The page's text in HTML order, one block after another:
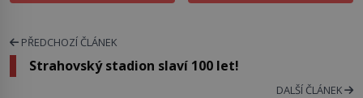
PŘEDCHOZÍ ČLÁNEK
Strahovský stadion slaví 100 let!
DALŠÍ ČLÁNEK